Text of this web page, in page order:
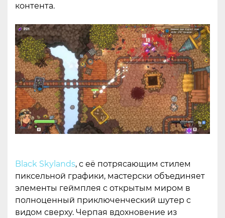
контента.
Black Skylands, с её потрясающим стилем
пиксельной графики, мастерски объединяет
элементы геймплея с открытым миром в
полноценный приключенческий шутер с
видом сверху. Черпая вдохновение из